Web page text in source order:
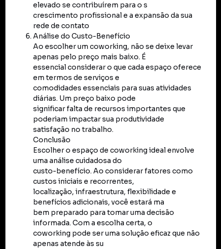
elevado se contribuírem para o s
crescimento profissional e a expansão da sua
rede de contato
Análise do Custo-Benefício
Ao escolher um coworking, não se deixe levar
apenas pelo preço mais baixo. É
essencial considerar o que cada espaço oferece
em termos de serviços e
comodidades essenciais para suas atividades
diárias. Um preço baixo pode
significar falta de recursos importantes que
poderiam impactar sua produtividade
satisfação no trabalho.
Conclusão
Escolher o espaço de coworking ideal envolve
uma análise cuidadosa do
custo-benefício. Ao considerar fatores como
custos iniciais e recorrentes,
localização, infraestrutura, flexibilidade e
benefícios adicionais, você estará ma
bem preparado para tomar uma decisão
informada. Com a escolha certa, o
coworking pode ser uma solução eficaz que não
apenas atende às su